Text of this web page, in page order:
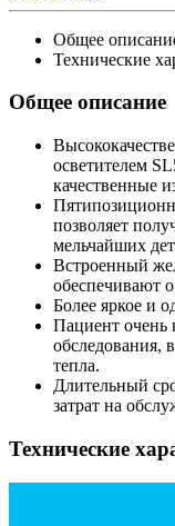
Общее
Технические
Общее описание
осветителем
качественные
позволяет
мельчайших
Встроенный
обеспечивают
Более яркое и
Пациент очень
обследования,
тепла.
Длительный
затрат на
Технические